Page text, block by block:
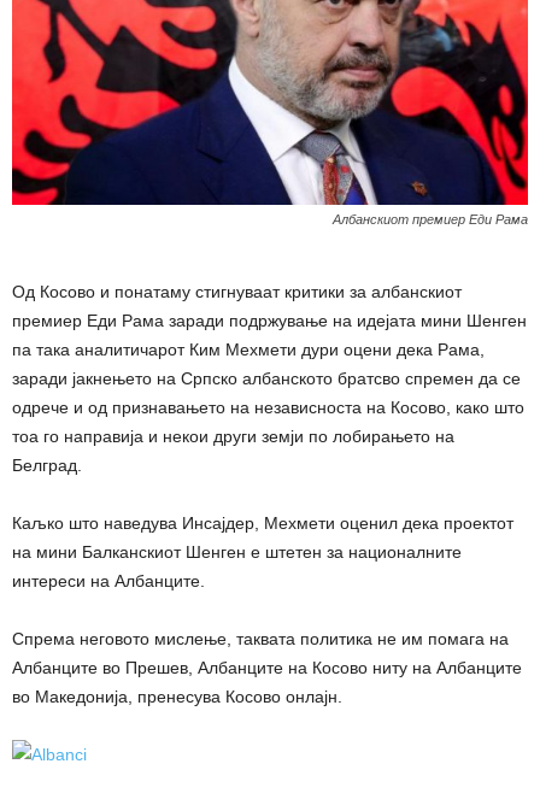
Албанскиот премиер Еди Рама
Од Косово и понатаму стигнуваат критики за албанскиот
премиер Еди Рама заради подржување на идејата мини Шенген
па така аналитичарот Ким Мехмети дури оцени дека Рама,
заради јакнењето на Српско албанското братсво спремен да се
одрече и од признавањето на независноста на Косово, како што
тоа го направија и некои други земји по лобирањето на
Белград.
Каљко што наведува Инсајдер, Мехмети оценил дека проектот
на мини Балканскиот Шенген е штетен за националните
интереси на Албанците.
Спрема неговото мислење, таквата политика не им помага на
Албанците во Прешев, Албанците на Косово ниту на Албанците
во Македонија, пренесува Косово онлајн.